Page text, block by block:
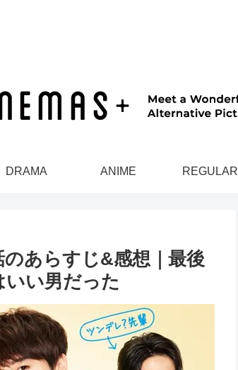
DRAMA ANIME REGULAR
のあらすじ&感想｜最後
いい男だった